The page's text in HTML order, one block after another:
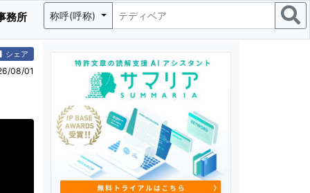
務所 称呼(呼称)
シェア
08/01